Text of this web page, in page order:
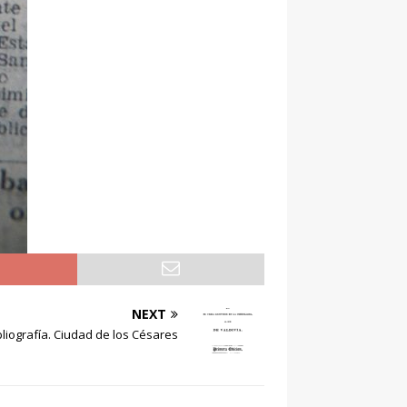
NEXT
Ciudad de los Césares